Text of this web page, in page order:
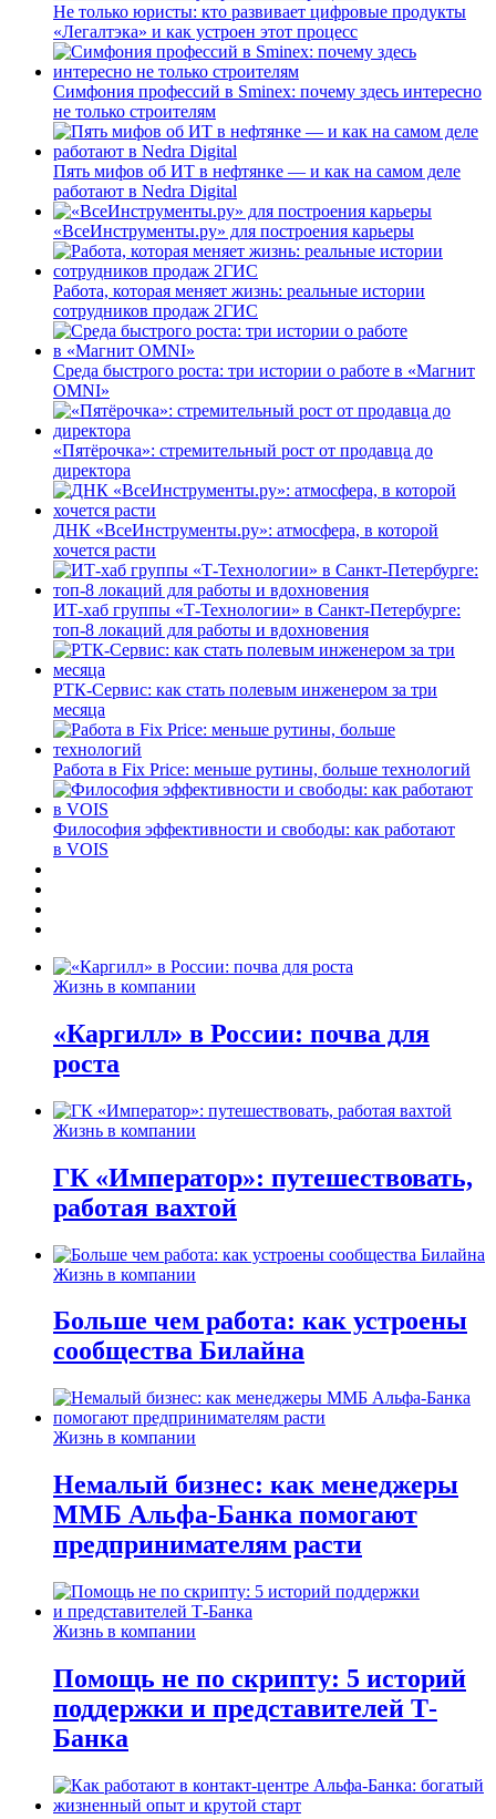
Не только юристы: кто развивает цифровые продукты
«Легалтэка» и как устроен этот процесс
Симфония профессий в Sminex: почему здесь интересно
не только строителям
Пять мифов об ИТ в нефтянке — и как на самом деле
работают в Nedra Digital
«ВсеИнструменты.ру» для построения карьеры
Работа, которая меняет жизнь: реальные истории
сотрудников продаж 2ГИС
Среда быстрого роста: три истории о работе в «Магнит
OMNI»
«Пятёрочка»: стремительный рост от продавца до
директора
ДНК «ВсеИнструменты.ру»: атмосфера, в которой
хочется расти
ИТ-хаб группы «Т-Технологии» в Санкт-Петербурге:
топ-8 локаций для работы и вдохновения
РТК-Сервис: как стать полевым инженером за три
месяца
Работа в Fix Price: меньше рутины, больше технологий
Философия эффективности и свободы: как работают
в VOIS
Жизнь в компании
«Каргилл» в России: почва для
роста
Жизнь в компании
ГК «Император»: путешествовать,
работая вахтой
Жизнь в компании
Больше чем работа: как устроены
сообщества Билайна
Жизнь в компании
Немалый бизнес: как менеджеры
ММБ Альфа-Банка помогают
предпринимателям расти
Жизнь в компании
Помощь не по скрипту: 5 историй
поддержки и представителей Т-
Банка